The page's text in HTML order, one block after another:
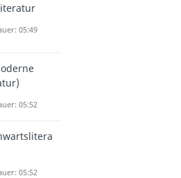
05:49
05:52
05:52